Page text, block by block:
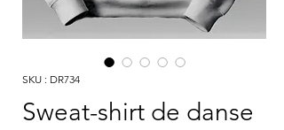
SKU : DR734
Sweat-shirt de danse